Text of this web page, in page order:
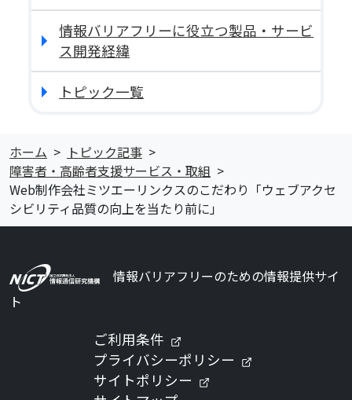
情報バリアフリーに役立つ製品・サービ
ス開発経緯
トピック一覧
ホーム
トピック記事
障害者・高齢者支援サービス・取組
Web制作会社ミツエーリンクスのこだわり「ウェブアクセ
シビリティ品質の向上を当たり前に」
情報バリアフリーのための情報提供サイ
ト
ご利用条件
プライバシーポリシー
サイトポリシー